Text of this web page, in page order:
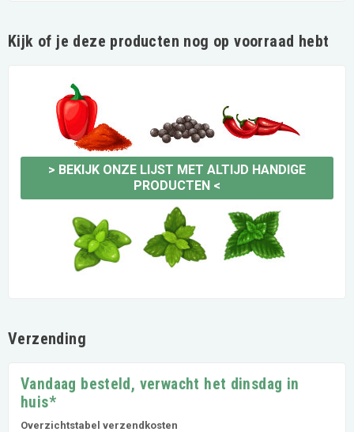
Kijk of je deze producten nog op voorraad hebt
> BEKIJK ONZE LIJST MET ALTIJD HANDIGE
PRODUCTEN <
Verzending
Vandaag besteld, verwacht het dinsdag in
huis*
Overzichtstabel verzendkosten